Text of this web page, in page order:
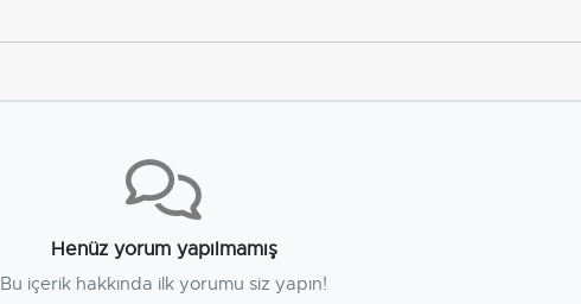
Henüz yorum yapılmamış
Bu içerik hakkında ilk yorumu siz yapın!